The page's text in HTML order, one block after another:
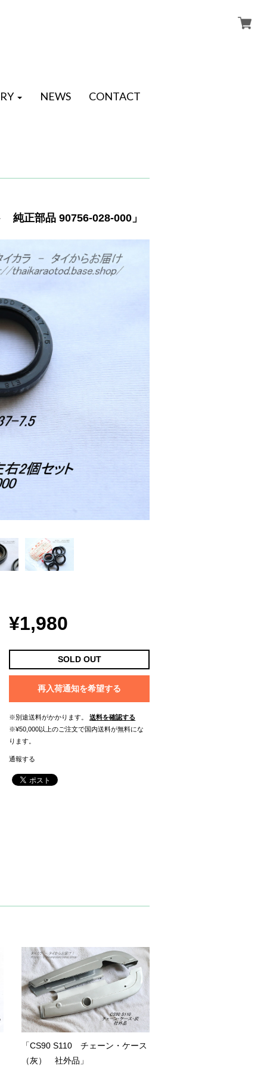
NEWS CONTACT
純正部品 90756-028-000」
¥1,980
SOLD OUT
再入荷通知を希望する
※別途送料がかかります。
送料を確認する
※¥50,000以上のご注文で国内送料が無料にな
ります。
通報する
「CS90 S110 チェーン・ケース
（灰） 社外品」